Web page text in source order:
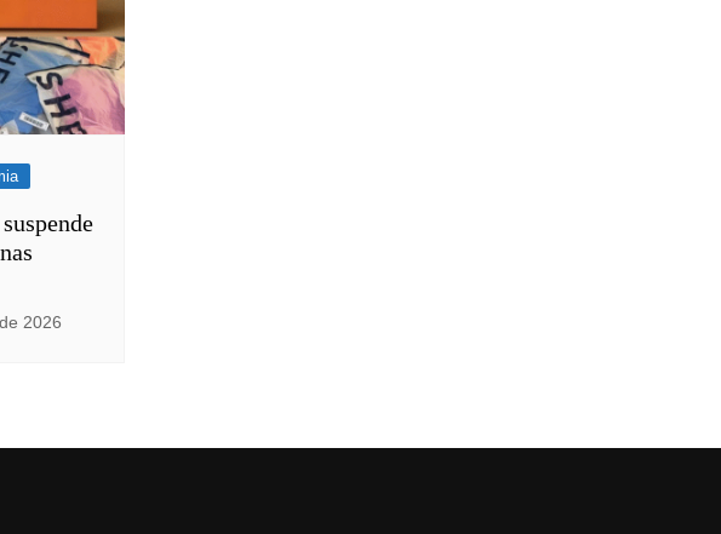
2026